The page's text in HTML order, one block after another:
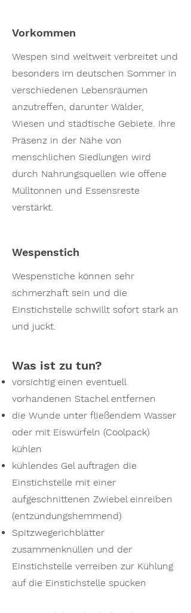
Vorkommen
Wespen sind weltweit verbreitet und
besonders im deutschen Sommer in
verschiedenen Lebensräumen
anzutreffen, darunter Wälder,
Wiesen und städtische Gebiete. Ihre
Präsenz in der Nähe von
menschlichen Siedlungen wird
durch Nahrungsquellen wie offene
Mülltonnen und Essensreste
verstärkt.
Wespenstich
Wespenstiche können sehr
schmerzhaft sein und die
Einstichstelle schwillt sofort stark an
und juckt.
Was ist zu tun?
vorsichtig einen eventuell
vorhandenen Stachel entfernen
die Wunde unter fließendem Wasser
oder mit Eiswürfeln (Coolpack)
kühlen
kühlendes Gel auftragen die
Einstichstelle mit einer
aufgeschnittenen Zwiebel einreiben
(entzündungshemmend)
Spitzwegerichblätter
zusammenknüllen und der
Einstichstelle verreiben zur Kühlung
auf die Einstichstelle spucken